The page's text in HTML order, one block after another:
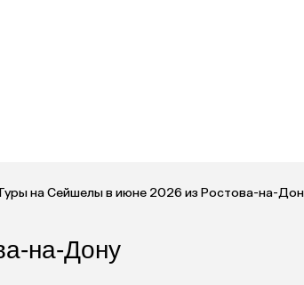
на Сейшелы в июне 2026 из Ростова-на-
на-Дону